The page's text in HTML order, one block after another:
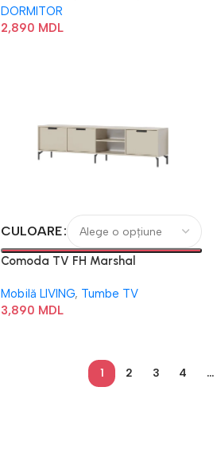
DORMITOR
2,890 MDL
CULOARE
Comoda TV FH Marshal
Mobilă LIVING, Tumbe TV
3,890 MDL
1 2 3 4 …